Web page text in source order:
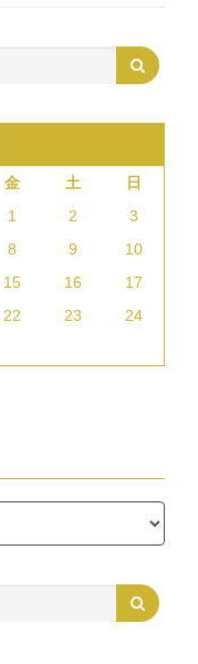
金 土
日
1
2
3
8 9
10
15 16
17
22 23
24